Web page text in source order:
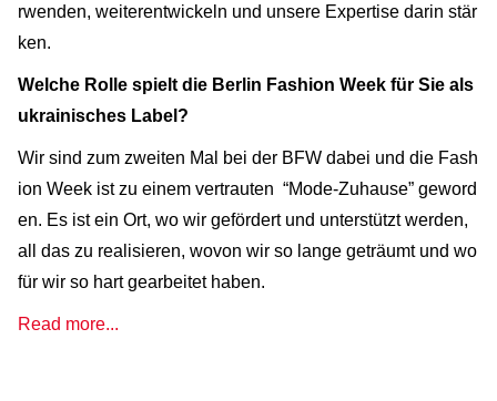
rwenden, weiterentwickeln und unsere Expertise darin stär
ken.
Welche Rolle spielt die Berlin Fashion Week für Sie als
ukrainisches Label?
Wir sind zum zweiten Mal bei der BFW dabei und die Fash
ion Week ist zu einem vertrauten “Mode-Zuhause” geword
en. Es ist ein Ort, wo wir gefördert und unterstützt werden,
all das zu realisieren, wovon wir so lange geträumt und wo
für wir so hart gearbeitet haben.
Read more...